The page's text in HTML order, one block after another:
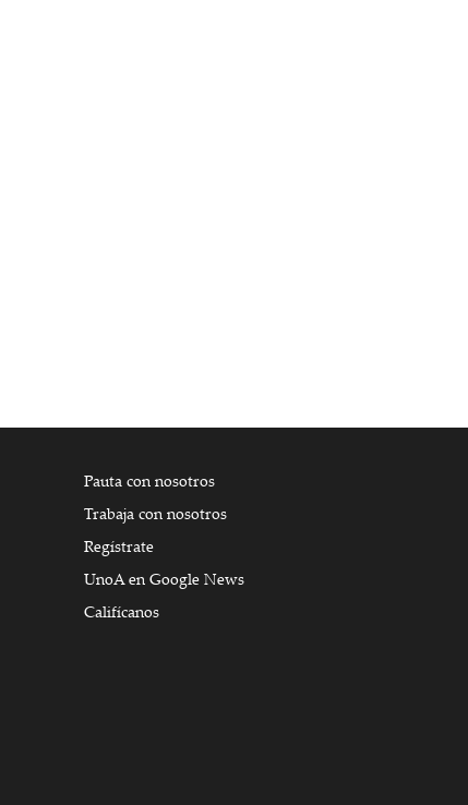
Pauta con nosotros
Trabaja con nosotros
Regístrate
UnoA en Google News
Califícanos